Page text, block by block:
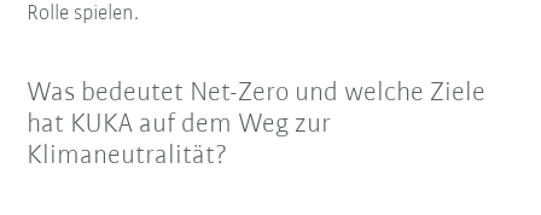
Rolle spielen.
Was bedeutet Net-Zero und welche Ziele
hat KUKA auf dem Weg zur
Klimaneutralität?